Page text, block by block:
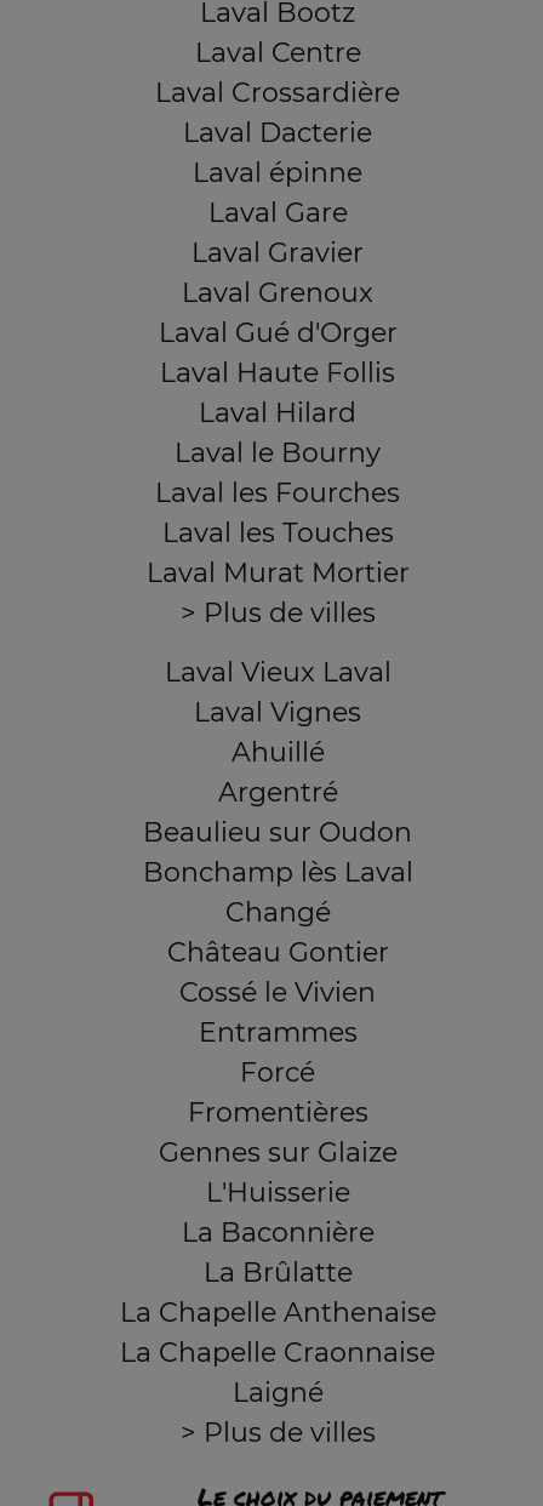
Laval Bootz
Laval Centre
Laval Crossardière
Laval Dacterie
Laval épinne
Laval Gare
Laval Gravier
Laval Grenoux
Laval Gué d'Orger
Laval Haute Follis
Laval Hilard
Laval le Bourny
Laval les Fourches
Laval les Touches
Laval Murat Mortier
> Plus de villes
Laval Vieux Laval
Laval Vignes
Ahuillé
Argentré
Beaulieu sur Oudon
Bonchamp lès Laval
Changé
Château Gontier
Cossé le Vivien
Entrammes
Forcé
Fromentières
Gennes sur Glaize
L'Huisserie
La Baconnière
La Brûlatte
La Chapelle Anthenaise
La Chapelle Craonnaise
Laigné
> Plus de villes
Le choix du paiement